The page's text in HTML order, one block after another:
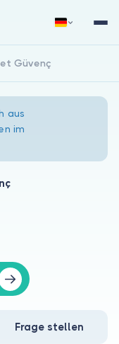
Anmelden
Güvenç
aus
im
Frage stellen